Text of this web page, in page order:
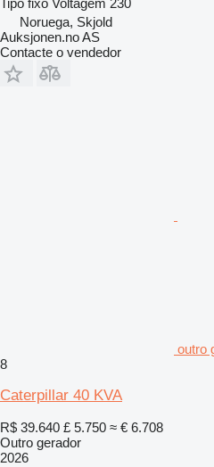
Noruega, Skjold
Auksjonen.no AS
Contacte o vendedor
outro
8
Caterpillar 40 KVA
R$ 39.640 £ 5.750 ≈ € 6.708
Outro gerador
2026